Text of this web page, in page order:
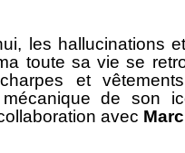
l es hallucinations
toute sa vie se
et
mécanique de son
avec